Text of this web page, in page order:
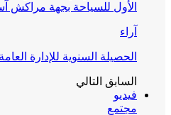
الأول للسياحة بجهة مراكش
آراء
الحصيلة السنوية للإدارة العامة
السابق التالي
فيديو
مجتمع